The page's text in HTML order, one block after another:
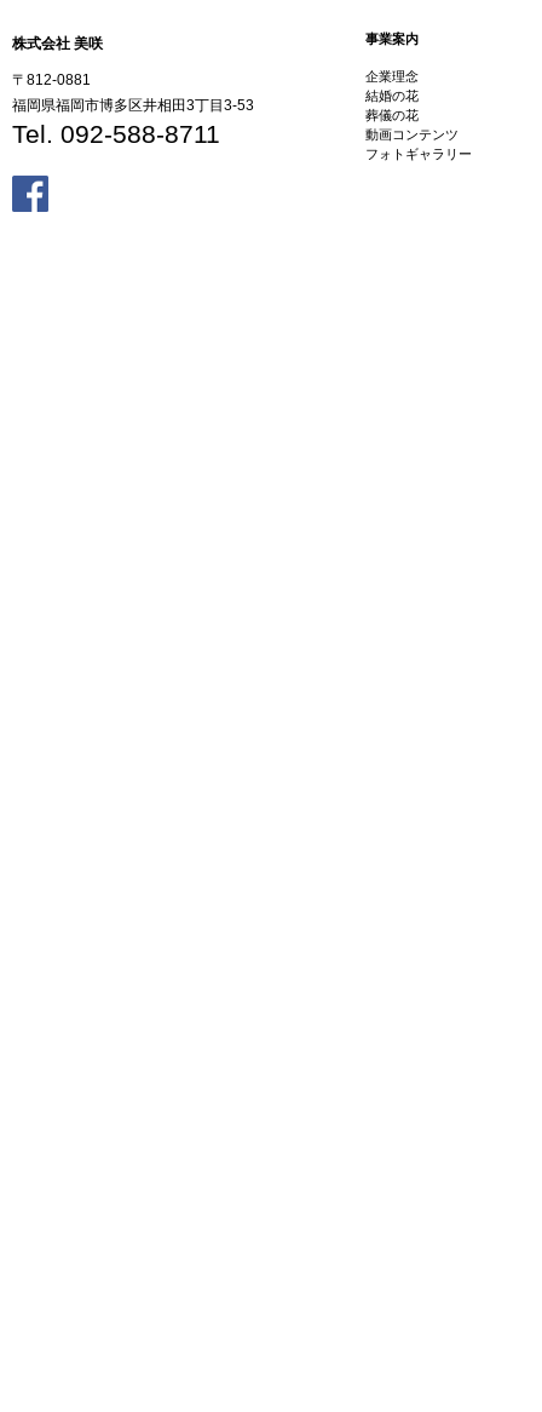
株式会社 美咲
〒812-0881
福岡県福岡市博多区井相田3丁目3-53
Tel. 092-588-8711
事業案内
企業理念
結婚の花
葬儀の花
動画コンテンツ
フォトギャラリー